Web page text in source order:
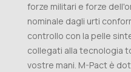
forze militari e forze
nominale dagli urti
controllo con la pelle
collegati alla tecnologia
vostre mani. M-Pact è